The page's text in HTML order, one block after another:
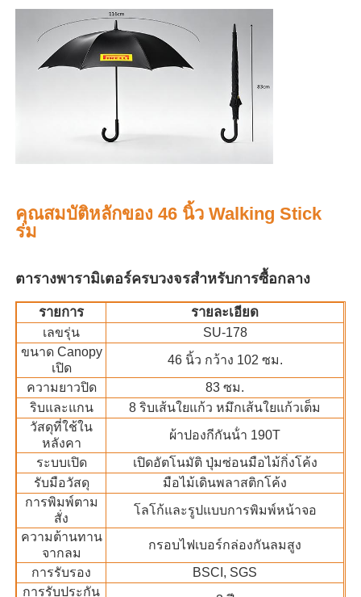
บ้าน
ผลิตภัณฑ์
เกี่ยวกับเรา
ทัวร์โรงงาน
ควบคุมคุณภาพ
ติดต่อเรา
คุณสมบัติหลักของ 46 นิ้ว Walking Stick
ร่ม
ตารางพารามิเตอร์ครบวงจรสําหรับการซื้อกลาง
รายการ รายละเอียด
เลขรุ่น
SU-178
ขนาด Canopy
เปิด
46 นิ้ว กว้าง 102 ซม.
ความยาวปิด
83 ซม.
ริบและแกน
8 ริบเส้นใยแก้ว หมึกเส้นใยแก้วเต็ม
วัสดุที่ใช้ใน
หลังคา
ผ้าปองกีกันน้ํา 190T
ระบบเปิด
เปิดอัตโนมัติ ปุ่มซ่อนมือไม้กิ่งโค้ง
รับมือวัสดุ
มือไม้เดินพลาสติกโค้ง
การพิมพ์ตาม
สั่ง
โลโก้และรูปแบบการพิมพ์หน้าจอ
ความต้านทาน
จากลม
กรอบไฟเบอร์กล่องกันลมสูง
การรับรอง
BSCI, SGS
การรับประกัน